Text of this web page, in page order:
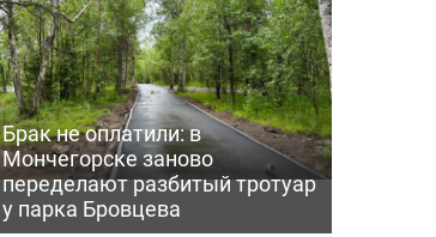
Брак не оплатили: в
Мончегорске заново
переделают разбитый тротуар
у парка Бровцева